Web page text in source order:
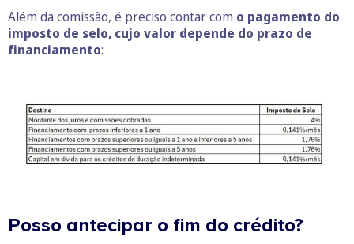
Além da comissão, é preciso contar com o pagamento do
imposto de selo, cujo valor depende do prazo de
financiamento:
Posso antecipar o fim do crédito?